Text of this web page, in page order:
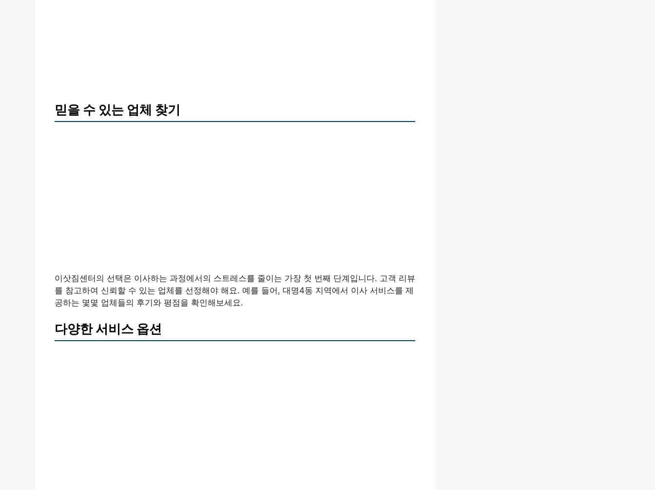
믿을 수 있는 업체 찾기
이삿짐센터의 선택은 이사하는 과정에서의 스트레스를 줄이는 가장 첫 번째 단계입니다. 고객 리뷰
를 참고하여 신뢰할 수 있는 업체를 선정해야 해요. 예를 들어, 대명4동 지역에서 이사 서비스를 제
공하는 몇몇 업체들의 후기와 평점을 확인해보세요.
다양한 서비스 옵션